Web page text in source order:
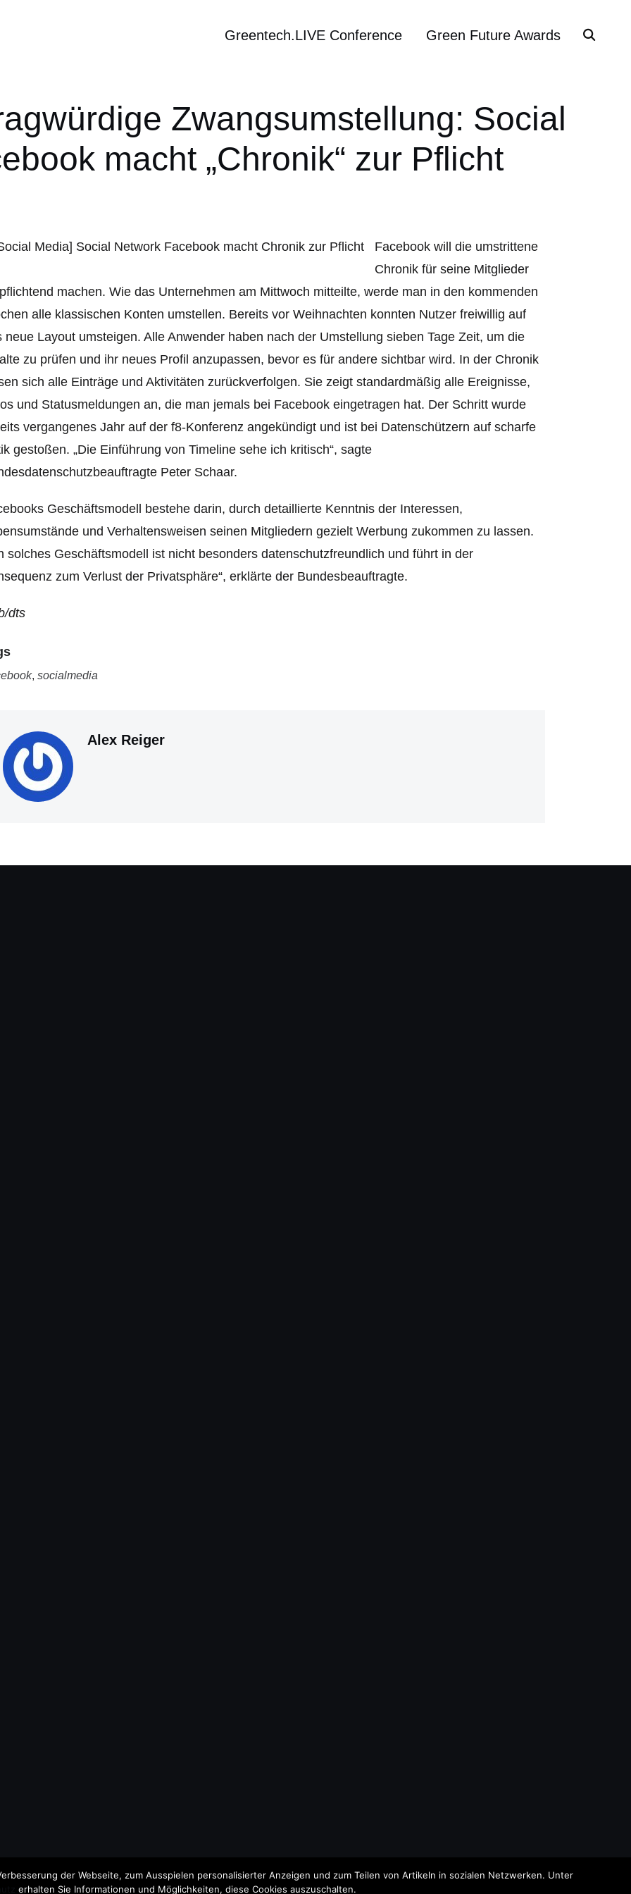
Greentech.LIVE Conference Green Future Awards
Zwangsumstellung: Social
macht „Chronik“ zur Pflicht
Facebook will die umstrittene
Chronik für seine Mitglieder
machen. Wie das Unternehmen am Mittwoch mitteilte, werde man in den kommenden
alle klassischen Konten umstellen. Bereits vor Weihnachten konnten Nutzer freiwillig auf
neue Layout umsteigen. Alle Anwender haben nach der Umstellung sieben Tage Zeit, um die
zu prüfen und ihr neues Profil anzupassen, bevor es für andere sichtbar wird. In der Chronik
sich alle Einträge und Aktivitäten zurückverfolgen. Sie zeigt standardmäßig alle Ereignisse,
und Statusmeldungen an, die man jemals bei Facebook eingetragen hat. Der Schritt wurde
vergangenes Jahr auf der f8-Konferenz angekündigt und ist bei Datenschützern auf scharfe
gestoßen. „Die Einführung von Timeline sehe ich kritisch“, sagte
Peter Schaar.
Geschäftsmodell bestehe darin, durch detaillierte Kenntnis der Interessen,
und Verhaltensweisen seinen Mitgliedern gezielt Werbung zukommen zu lassen.
solches Geschäftsmodell ist nicht besonders datenschutzfreundlich und führt in der
zum Verlust der Privatsphäre“, erklärte der Bundesbeauftragte.
dts
, socialmedia
Alex Reiger
der Webseite, zum Ausspielen personalisierter Anzeigen und zum Teilen von Artikeln in sozialen Netzwerken. Unter
erhalten Sie Informationen und Möglichkeiten, diese Cookies auszuschalten.